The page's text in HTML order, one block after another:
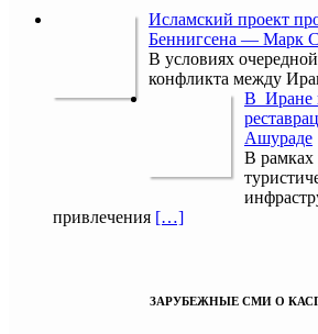
Исламский проект
Беннигсена — Марк
В условиях
конфликта между
В Иране
Ашураде
В рамках
привлечения […]
ЗАРУБЕЖНЫЕ СМИ О